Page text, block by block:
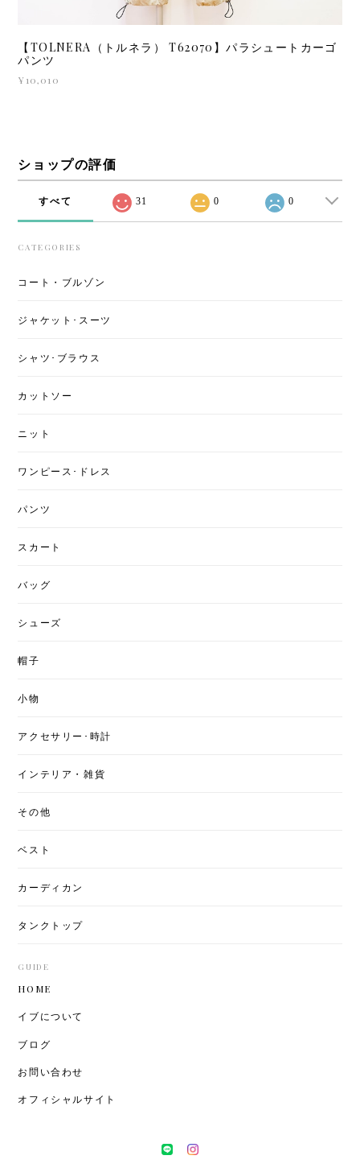
【TOLNERA（トルネラ） T62070】パラシュートカーゴ
パンツ
¥10,010
ショップの評価
すべて 31 0 0
CATEGORIES
コート・ブルゾン
ジャケット･スーツ
シャツ･ブラウス
カットソー
ニット
ワンピース･ドレス
パンツ
スカート
バッグ
シューズ
帽子
小物
アクセサリー･時計
インテリア・雑貨
その他
ベスト
カーディカン
タンクトップ
GUIDE
HOME
イブについて
ブログ
お問い合わせ
オフィシャルサイト